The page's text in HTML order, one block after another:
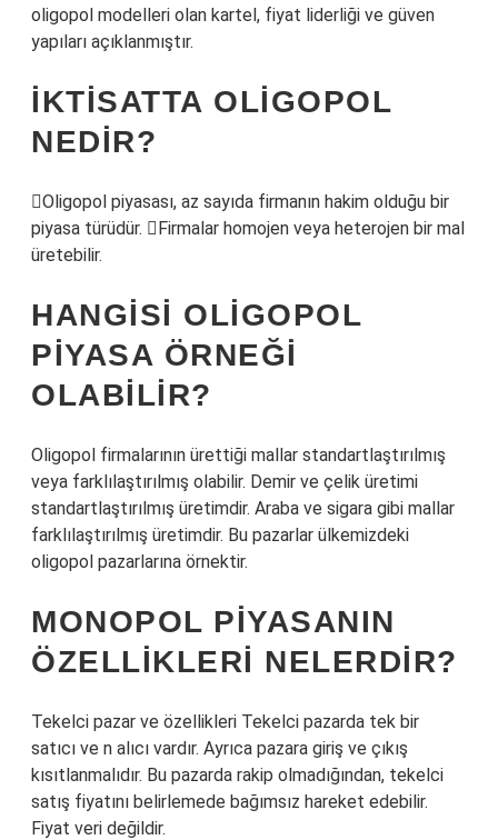
oligopol modelleri olan kartel, fiyat liderliği ve güven
yapıları açıklanmıştır.
İKTISATTA OLIGOPOL
NEDIR?
Oligopol piyasası, az sayıda firmanın hakim olduğu bir
piyasa türüdür. Firmalar homojen veya heterojen bir mal
üretebilir.
HANGISI OLIGOPOL
PIYASA ÖRNEĞI
OLABILIR?
Oligopol firmalarının ürettiği mallar standartlaştırılmış
veya farklılaştırılmış olabilir. Demir ve çelik üretimi
standartlaştırılmış üretimdir. Araba ve sigara gibi mallar
farklılaştırılmış üretimdir. Bu pazarlar ülkemizdeki
oligopol pazarlarına örnektir.
MONOPOL PIYASANIN
ÖZELLIKLERI NELERDIR?
Tekelci pazar ve özellikleri Tekelci pazarda tek bir
satıcı ve n alıcı vardır. Ayrıca pazara giriş ve çıkış
kısıtlanmalıdır. Bu pazarda rakip olmadığından, tekelci
satış fiyatını belirlemede bağımsız hareket edebilir.
Fiyat veri değildir.